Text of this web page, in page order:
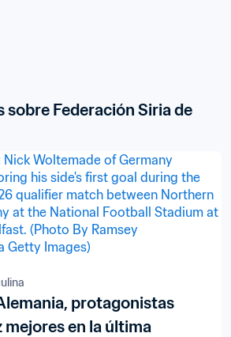
Federación Siria de
protagonistas
mejores en la última